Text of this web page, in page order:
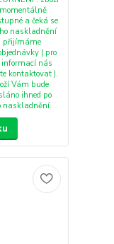
a čeká se
naskladnění
přijímáme
( pro
informací nás
kontaktovat ).
Vám bude
ihned po
naskladnění.